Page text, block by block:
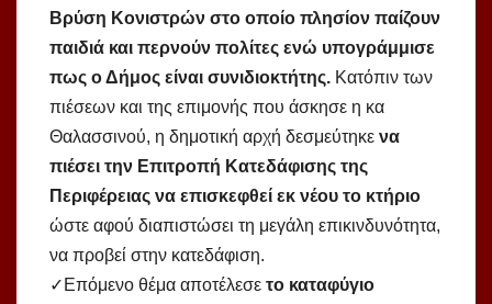
Βρύση Κονιστρών στο οποίο πλησίον παίζουν
παιδιά και περνούν πολίτες ενώ υπογράμμισε
πως ο Δήμος είναι συνιδιοκτήτης. Κατόπιν των
πιέσεων και της επιμονής που άσκησε η κα
Θαλασσινού, η δημοτική αρχή δεσμεύτηκε να
πιέσει την Επιτροπή Κατεδάφισης της
Περιφέρειας να επισκεφθεί εκ νέου το κτήριο
ώστε αφού διαπιστώσει τη μεγάλη επικινδυνότητα,
να προβεί στην κατεδάφιση.
✓Επόμενο θέμα αποτέλεσε το καταφύγιο